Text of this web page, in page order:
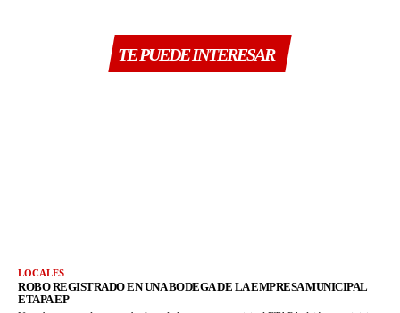
TE PUEDE INTERESAR
LOCALES
ROBO REGISTRADO EN UNA BODEGA DE LA EMPRESA MUNICIPAL
ETAPA EP